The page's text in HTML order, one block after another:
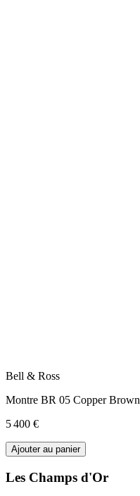
Bell & Ross
Montre BR 05 Copper Brown
5 400 €
Ajouter au panier
Les Champs d'Or